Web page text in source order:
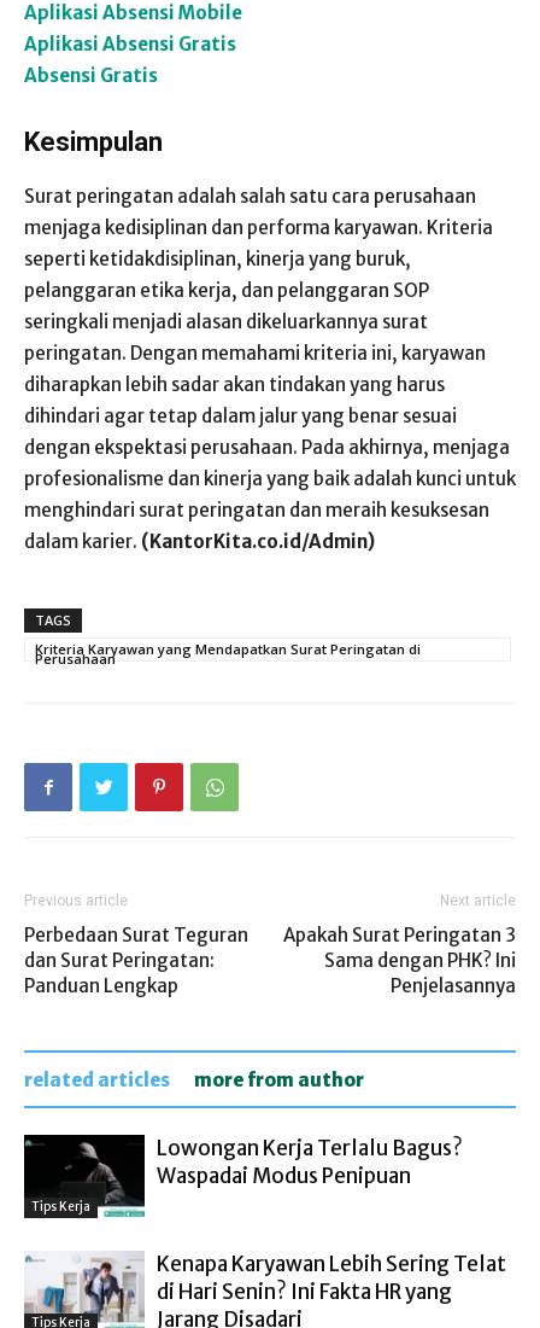
Aplikasi Absensi Mobile
Aplikasi Absensi Gratis
Absensi Gratis
Kesimpulan
Surat peringatan adalah salah satu cara perusahaan
menjaga kedisiplinan dan performa karyawan. Kriteria
seperti ketidakdisiplinan, kinerja yang buruk,
pelanggaran etika kerja, dan pelanggaran SOP
seringkali menjadi alasan dikeluarkannya surat
peringatan. Dengan memahami kriteria ini, karyawan
diharapkan lebih sadar akan tindakan yang harus
dihindari agar tetap dalam jalur yang benar sesuai
dengan ekspektasi perusahaan. Pada akhirnya, menjaga
profesionalisme dan kinerja yang baik adalah kunci untuk
menghindari surat peringatan dan meraih kesuksesan
dalam karier. (KantorKita.co.id/Admin)
TAGS
Kriteria Karyawan yang Mendapatkan Surat Peringatan di
Perusahaan
Previous article
Perbedaan Surat Teguran
dan Surat Peringatan:
Panduan Lengkap
Next article
Apakah Surat Peringatan 3
Sama dengan PHK? Ini
Penjelasannya
related articles more from author
Tips Kerja
Lowongan Kerja Terlalu Bagus?
Waspadai Modus Penipuan
Tips Kerja
Kenapa Karyawan Lebih Sering Telat
di Hari Senin? Ini Fakta HR yang
Jarang Disadari